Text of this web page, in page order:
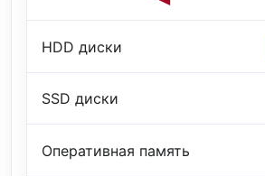
HDD диски
SSD диски
Оперативная память